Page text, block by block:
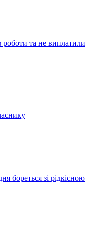
роботи та не виплатили
бореться зі рідкісною